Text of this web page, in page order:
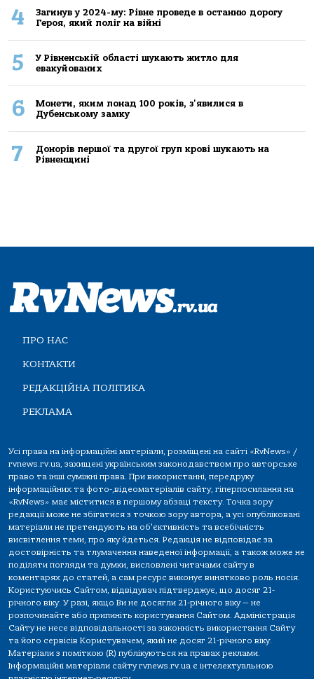
4
Загинув у 2024-му: Рівне проведе в останню дорогу
Героя, який поліг на війні
5
У Рівненській області шукають житло для
евакуйованих
6
Монети, яким понад 100 років, з'явилися в
Дубенському замку
7
Донорів першої та другої груп крові шукають на
Рівненщині
ПРО НАС
КОНТАКТИ
РЕДАКЦІЙНА ПОЛІТИКА
РЕКЛАМА
Усі права на інформаційні матеріали, розміщені на сайті «RvNews» /
rvnews.rv.ua, захищені українським законодавством про авторське
право та інші суміжні права. При використанні, передруку
інформаційних та фото-,відеоматеріалів сайту, гіперпосилання на
«RvNews» має міститися в першому абзаці тексту. Точка зору
редакції може не збігатися з точкою зору автора, а усі опубліковані
матеріали не претендують на об'єктивність та всебічність
висвітлення теми, про яку йдеться. Редакція не відповідає за
достовірність та тлумачення наведеної інформації, а також може не
поділяти погляди та думки, висловлені читачами сайту в
коментарях до статей, а сам ресурс виконує винятково роль носія.
Користуючись Сайтом, відвідувач підтверджує, що досяг 21-
річного віку. У разі, якщо Ви не досягли 21-річного віку — не
розпочинайте або припиніть користування Сайтом. Адміністрація
Сайту не несе відповідальності за законність використання Сайту
та його сервісів Користувачем, який не досяг 21-річного віку.
Матеріали з поміткою (R) публікуються на правах реклами.
Інформаційні матеріали сайту rvnews.rv.ua є інтелектуальною